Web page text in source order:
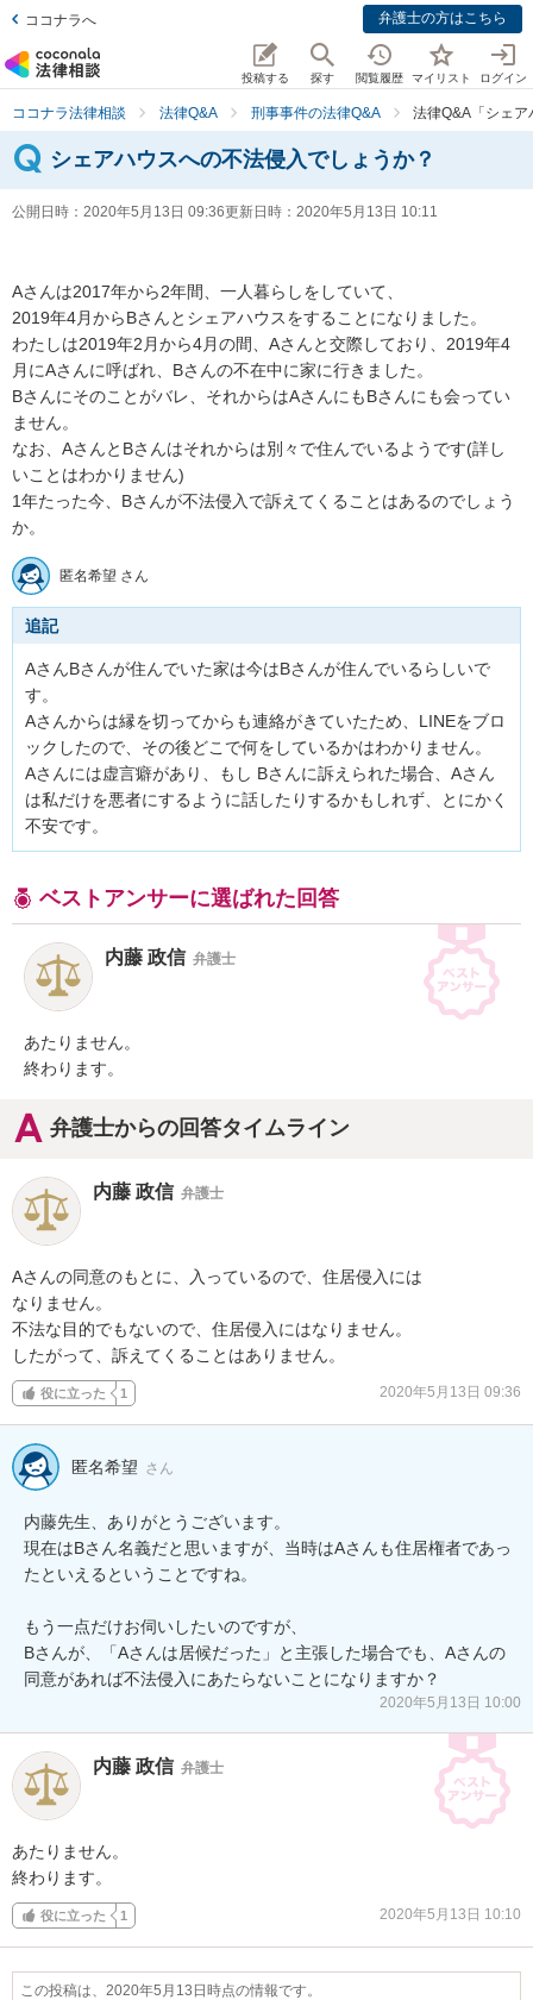
ココナラへ 弁護士の方はこちら
投稿する 探す 閲覧履歴 マイリスト ログイン
ココナラ法律相談 法律Q&A 刑事事件の法律Q&A 法律Q&A「シェ
シェアハウスへの不法侵入でしょうか？
公開日時： 2020年5月13日 09:36更新日時： 2020年5月13日 10:11
Aさんは2017年から2年間、一人暮らしをしていて、
2019年4月からBさんとシェアハウスをすることになりました。
わたしは2019年2月から4月の間、Aさんと交際しており、2019年4
月にAさんに呼ばれ、Bさんの不在中に家に行きました。
Bさんにそのことがバレ、それからはAさんにもBさんにも会ってい
ません。
なお、AさんとBさんはそれからは別々で住んでいるようです(詳し
いことはわかりません)
1年たった今、Bさんが不法侵入で訴えてくることはあるのでしょう
か。
匿名希望 さん
追記
AさんBさんが住んでいた家は今はBさんが住んでいるらしいで
す。
Aさんからは縁を切ってからも連絡がきていたため、LINEをブロ
ックしたので、その後どこで何をしているかはわかりません。
Aさんには虚言癖があり、もし Bさんに訴えられた場合、Aさん
は私だけを悪者にするように話したりするかもしれず、とにかく
不安です。
ベストアンサーに選ばれた回答
内藤 政信 弁護士
あたりません。
終わります。
弁護士からの回答タイムライン
内藤 政信 弁護士
Aさんの同意のもとに、入っているので、住居侵入には
なりません。
不法な目的でもないので、住居侵入にはなりません。
したがって、訴えてくることはありません。
役に立った 1 2020年5月13日 09:36
匿名希望 さん
内藤先生、ありがとうございます。
現在はBさん名義だと思いますが、当時はAさんも住居権者であっ
たといえるということですね。
もう一点だけお伺いしたいのですが、
Bさんが、「Aさんは居候だった」と主張した場合でも、Aさんの
同意があれば不法侵入にあたらないことになりますか？
2020年5月13日 10:00
内藤 政信 弁護士
あたりません。
終わります。
役に立った 1 2020年5月13日 10:10
この投稿は、2020年5月13日時点の情報です。